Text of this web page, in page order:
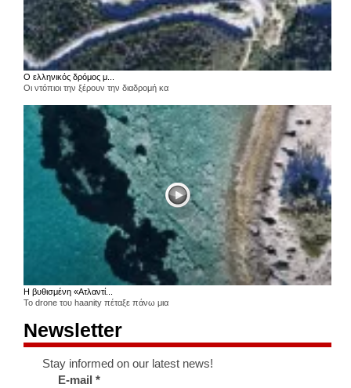
Ο ελληνικός δρόμος μ...
Οι ντόπιοι την ξέρουν την διαδρομή κα
Η βυθισμένη «Ατλαντί...
Το drone του haanity πέταξε πάνω μια
Newsletter
Stay informed on our latest news!
E-mail*